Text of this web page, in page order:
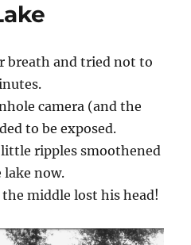
breath and tried not to
camera (and the
to be exposed.
little ripples smoothened
lake now.
middle lost his head!